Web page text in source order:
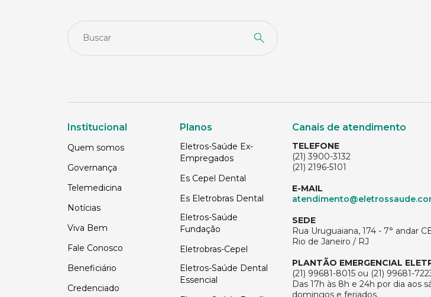
Institucional
Quem somos
Governança
Telemedicina
Notícias
Viva Bem
Fale Conosco
Beneficiário
Credenciado
Planos
Eletros-Saúde Ex-
Empregados
Es Cepel Dental
Es Eletrobras Dental
Eletros-Saúde
Fundação
Eletrobras-Cepel
Eletros-Saúde Dental
Essencial
Canais de atendimento
TELEFONE
(21) 3900-3132
(21) 2196-5101
E-MAIL
SEDE
Rua Uruguaiana, 174 - 7° andar
Rio de Janeiro / RJ
PLANTÃO EMERGENCIAL
(21) 99681-8015 ou (21) 99681-
Das 17h às 8h e 24h por dia aos
domingos e feriados.